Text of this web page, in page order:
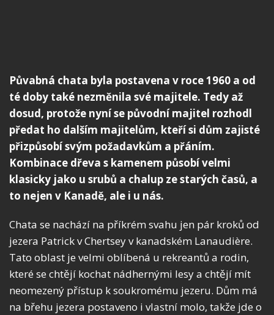
Půvabná chata byla postavena v roce 1960 a od
té doby také nezměnila své majitele. Tedy až
dosud, protože nyní se původní majitel rozhodl
předat ho dalším majitelům, kteří si dům zajisté
přizpůsobí svým požadavkům a přáním.
Kombinace dřeva s kamenem působí velmi
klasicky jako u srubů a chalup ze starých časů, a
to nejen v Kanadě, ale i u nás.
Chata se nachází na příkrém svahu jen pár kroků od
jezera Patrick v Chertsey v kanadském Lanaudière.
Tato oblast je velmi oblíbená u rekreantů a rodin,
které se chtějí kochat nádhernými lesy a chtějí mít
neomezený přístup k soukromému jezeru. Dům má
na břehu jezera postaveno i vlastní molo, takže jde o